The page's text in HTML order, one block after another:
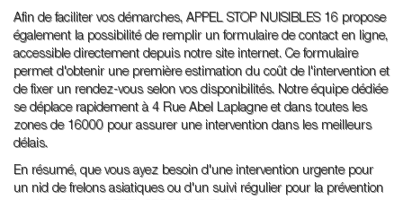
Afin de faciliter vos démarches, APPEL STOP NUISIBLES 16 propose
également la possibilité de remplir un formulaire de contact en ligne,
accessible directement depuis notre site internet. Ce formulaire
permet d'obtenir une première estimation du coût de l'intervention et
de fixer un rendez-vous selon vos disponibilités. Notre équipe dédiée
se déplace rapidement à 4 Rue Abel Laplagne et dans toutes les
zones de 16000 pour assurer une intervention dans les meilleurs
délais.
En résumé, que vous ayez besoin d'une intervention urgente pour
un nid de frelons asiatiques ou d'un suivi régulier pour la prévention